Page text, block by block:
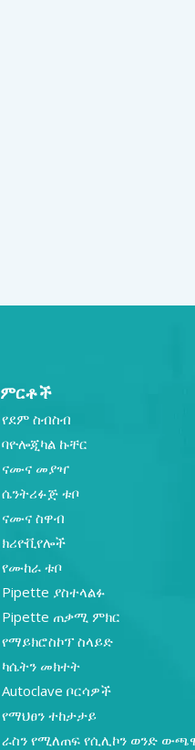
ምርቶች
የደም ስብስብ
ባዮሎጂካል ኩቸር
ናሙና መያዣ
ሴንትሪፉጅ ቱቦ
ናሙና ስዋብ
ክሪዮቪየሎች
የሙከራ ቱቦ
Pipette ያስተላልፉ
Pipette ጠቃሚ ምክር
የማይክሮስኮፕ ስላይድ
ካሴትን መክተት
Autoclave ቦርሳዎች
የማህፀን ተከታታይ
ራስን የሚለጠፍ የሲሊኮን ወንድ